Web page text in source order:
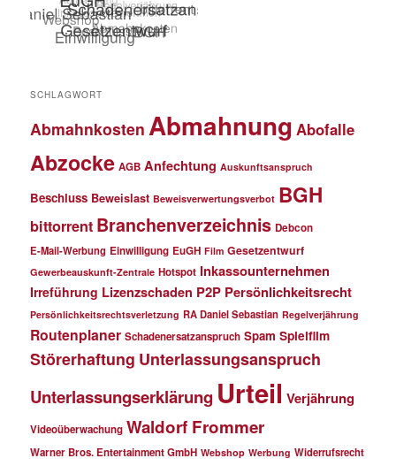
SCHLAGWORT
Abmahnkosten Abmahnung Abofalle
Abzocke AGB Anfechtung Auskunftsanspruch
Beschluss Beweislast Beweisverwertungsverbot BGH
bittorrent Branchenverzeichnis Debcon
E-Mail-Werbung Einwilligung EuGH Film Gesetzentwurf
Gewerbeauskunft-Zentrale Hotspot Inkassounternehmen
Irreführung Lizenzschaden P2P Persönlichkeitsrecht
Persönlichkeitsrechtsverletzung RA Daniel Sebastian Regelverjährung
Routenplaner Schadenersatzanspruch Spam Spielfilm
Störerhaftung Unterlassungsanspruch
Unterlassungserklärung Urteil Verjährung
Videoüberwachung Waldorf Frommer
Warner Bros. Entertainment GmbH Webshop Werbung Widerrufsrecht